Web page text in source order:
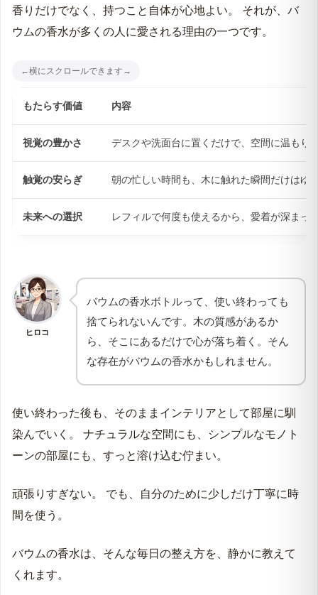
香りだけでなく、持つこと自体が心地よい。 それが、バ
ウムの香水が多くの人に愛される理由の一つです。
もたらす価値 内容
視覚の豊かさ デスクや洗面台に置くだけで、空間に温もり
触覚の安らぎ 朝の忙しい時間も、木に触れた瞬間だけはゆ
未来への選択 レフィルで何度も使えるから、愛着が深まっ
ヒロコ
バウムの香水ボトルって、使い終わっても
捨てられないんです。木の質感があるか
ら、そこにあるだけで心が落ち着く。そん
な存在がバウムの香水かもしれません。
使い終わった後も、そのままインテリアとして部屋に馴
染んでいく。 ナチュラルな空間にも、シンプルなモノト
ーンの部屋にも、すっと溶け込む佇まい。
頑張りすぎない。 でも、自分のために少しだけ丁寧に時
間を使う。
バウムの香水は、そんな毎日の整え方を、静かに教えて
くれます。